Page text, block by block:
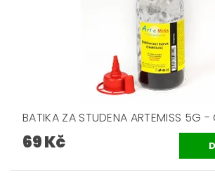
BATIKA ZA STUDENA ARTEMISS 5G -
69 Kč